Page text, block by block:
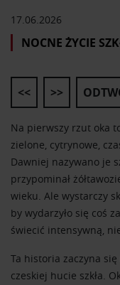
17.06.2026
NOCNE ŻYCIE
Na pierwszy rzut oka
zielone, cytrynowe,
Dawniej nazywano je
przypominał
wieku. Ale wystarczy
by wydarzyło się coś
świecić intensywną,
Ta historia zaczyna
czeskiej hucie szkła.
<< >>